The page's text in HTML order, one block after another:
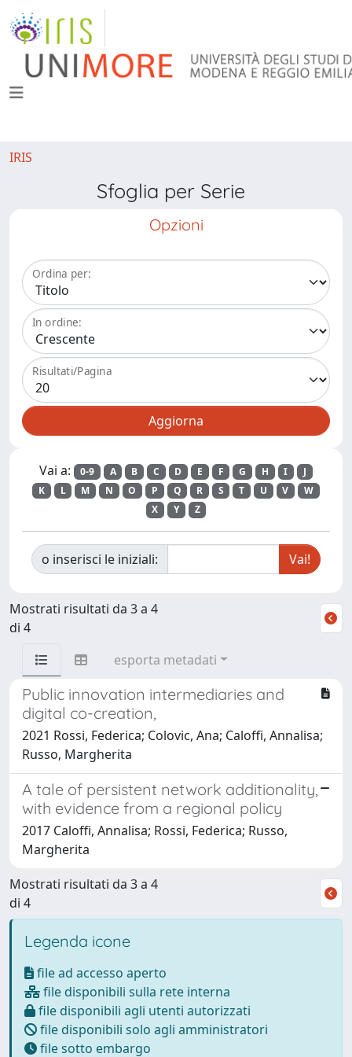
IRIS
Sfoglia per Serie
Opzioni
Ordina per:
In ordine:
Risultati/Pagina
Vai a: 0-9 A B C D E F G H I
J
K
L M N O P Q R S T U V
W
X
Y Z
o inserisci le iniziali:
Mostrati risultati da 3 a 4
di 4
esporta metadati
Public innovation intermediaries and
digital co-creation,
2021 Rossi, Federica; Colovic, Ana; Caloffi, Annalisa;
Russo, Margherita
A tale of persistent network additionality,
with evidence from a regional policy
2017 Caloffi, Annalisa; Rossi, Federica; Russo,
Margherita
Mostrati risultati da 3 a 4
di 4
Legenda icone
file ad accesso aperto
file disponibili sulla rete interna
file disponibili agli utenti autorizzati
file disponibili solo agli amministratori
file sotto embargo